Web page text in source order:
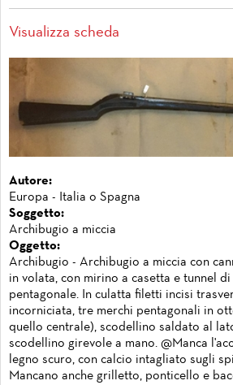
Visualizza scheda
Autore:
Europa - Italia o Spagna
Soggetto:
Archibugio a miccia
Oggetto:
Archibugio - Archibugio a miccia con
in volata, con mirino a casetta e tunnel
pentagonale. In culatta filetti incisi
incorniciata, tre merchi pentagonali in
quello centrale), scodellino saldato al
scodellino girevole a mano. @Manca
legno scuro, con calcio intagliato sugli
Mancano anche grilletto, ponticello e